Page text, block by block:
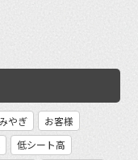
やぎ
お客様
低シート高